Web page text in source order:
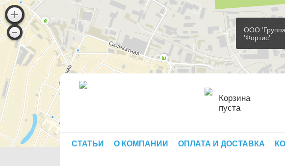
ООО
'Фортис'
Корзина
пуста
СТАТЬИ О КОМПАНИИ ОПЛАТА И ДОСТАВКА